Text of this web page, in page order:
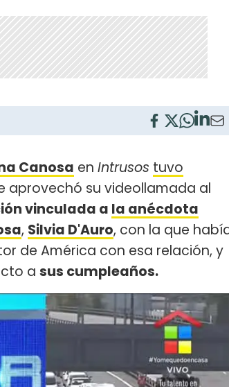
Canosa en Intrusos tuvo
aprovechó su videollamada al
vinculada a la anécdota
, Silvia D'Auro, con la que
de América con esa relación, y
a sus cumpleaños.